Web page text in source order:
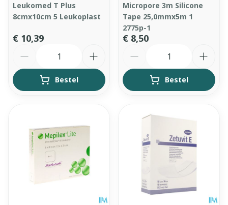
Leukomed T Plus
8cmx10cm 5 Leukoplast
€ 10,39
Bestel
Micropore 3m Silicone
Tape 25,0mmx5m 1
2775p-1
€ 8,50
Bestel